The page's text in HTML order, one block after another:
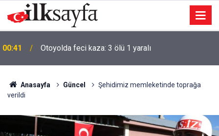
00:41 Otoyolda feci kaza: 3 ölü 1 yaralı
Anasayfa Güncel
Şehidimiz memleketinde toprağa
verildi